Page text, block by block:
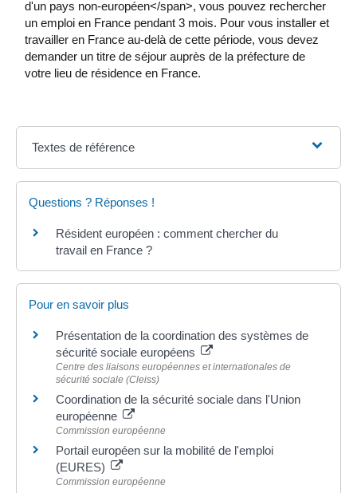
d'un pays non-européen</span>, vous pouvez rechercher
un emploi en France pendant 3 mois. Pour vous installer et
travailler en France au-delà de cette période, vous devez
demander un titre de séjour auprès de la préfecture de
votre lieu de résidence en France.
Textes de référence
Questions ? Réponses !
Résident européen : comment chercher du
travail en France ?
Pour en savoir plus
Présentation de la coordination des systèmes de
sécurité sociale européens
Centre des liaisons européennes et internationales de
sécurité sociale (Cleiss)
Coordination de la sécurité sociale dans l'Union
européenne
Commission européenne
Portail européen sur la mobilité de l'emploi
(EURES)
Commission européenne